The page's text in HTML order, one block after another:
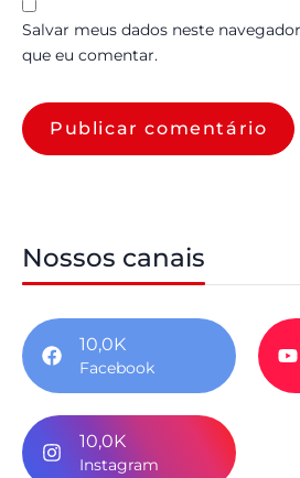
Salvar meus dados neste
que eu comentar.
Nossos canais
10,0K
Facebook
10,0K
Instagram